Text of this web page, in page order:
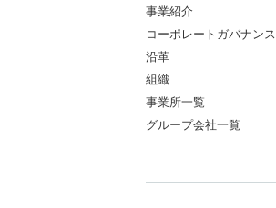
事業紹介
コーポレートガバナンス
沿革
組織
事業所一覧
グループ会社一覧